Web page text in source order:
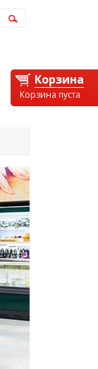
Корзина
Корзина пуста